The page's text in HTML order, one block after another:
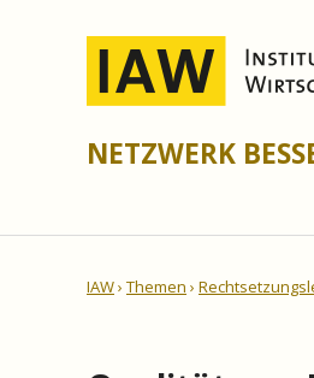
NETZWERK
IAW Themen